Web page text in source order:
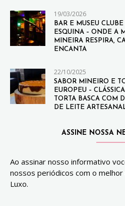
19/03/2026
BAR E MUSEU CLUBE
ESQUINA – ONDE A
MINEIRA RESPIRA,
ENCANTA
22/10/2025
SABOR MINEIRO E
EUROPEU – CLÁSSICA
TORTA BASCA COM
DE LEITE
ASSINE NOSSA
Ao assinar nosso informativo
nossos periódicos com o
Luxo.